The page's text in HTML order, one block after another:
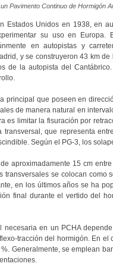
Pavimento Continuo de Hormigón
Estados Unidos en 1938, en
su uso en
en autopistas y
y se construyeron 43 km
de la autopista del
principal que poseen en
de manera natural en
es limitar la fisuración por
transversal, que representa
Según el PG-3, los
aproximadamente 15 cm
transversales se colocan
en los últimos años se ha
final durante el vertido del
necesaria en un PCHA
tracción del hormigón. En
Generalmente, se emplean